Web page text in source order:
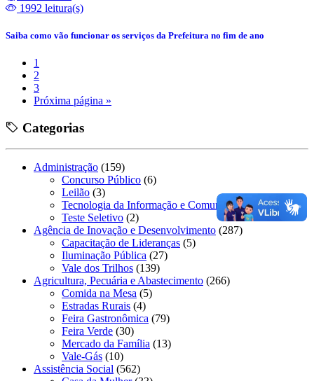
1992 leitura(s)
Saiba como vão funcionar os serviços da Prefeitura no fim de ano
1
2
3
Próxima página »
Categorias
Administração (159)
Concurso Público (6)
Leilão (3)
Tecnologia da Informação e Comunicação(19)
Teste Seletivo (2)
Agência de Inovação e Desenvolvimento (287)
Capacitação de Lideranças (5)
Iluminação Pública (27)
Vale dos Trilhos (139)
Agricultura, Pecuária e Abastecimento (266)
Comida na Mesa (5)
Estradas Rurais (4)
Feira Gastronômica (79)
Feira Verde (30)
Mercado da Família (13)
Vale-Gás (10)
Assistência Social (562)